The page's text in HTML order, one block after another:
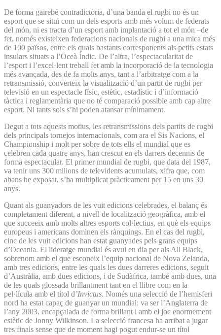
De forma gairebé contradictòria, d’una banda el rugbi no és un
esport que se situï com un dels esports amb més volum de federats
del món, ni es tracta d’un esport amb implantació a tot el món –de
fet, només existeixen federacions nacionals de rugbi a una mica més
de 100 països, entre els quals bastants corresponents als petits estats
insulars situats a l’Oceà Índic. De l’altra, l’espectacularitat de
l’esport i l’excel·lent treball fet amb la incorporació de la tecnologia
més avançada, des de fa molts anys, tant a l’arbitratge com a la
retransmissió, converteix la visualització d’un partit de rugbi per
televisió en un espectacle físic, estètic, estadístic i d’informació
tàctica i reglamentària que no té comparació possible amb cap altre
esport. Ni tants sols s’hi poden atansar mínimament.
Degut a tots aquests motius, les retransmissions dels partits de rugbi
dels principals tornejos internacionals, com ara el Sis Nacions, el
Championship i molt per sobre de tots ells el mundial que es
celebren cada quatre anys, han crescut en els darrers decennis de
forma espectacular. El primer mundial de rugbi, que data del 1987,
va tenir uns 300 milions de televidents acumulats, xifra que, com
abans he exposat, s’ha multiplicat pràcticament per 15 en uns 30
anys.
Quant als guanyadors de les vuit edicions celebrades, el balanç és
completament diferent, a nivell de localització geogràfica, amb el
que succeeix amb molts altres esports col·lectius, en què els equips
europeus i americans dominen els rànquings. En el cas del rugbi,
cinc de les vuit edicions han estat guanyades pels grans equips
d’Oceania. El lideratge mundial és avui en dia per als All Black,
sobrenom amb el que esconeix l’equip nacional de Nova Zelanda,
amb tres edicions, entre les quals les dues darreres edicions, seguit
d’Austràlia, amb dues edicions, i de Sudàfrica, també amb dues, una
de les quals glossada brillantment tant en el llibre com en la
pel·lícula amb el títol d’Invictus. Només una selecció de l’hemisferi
nord ha estat capaç de guanyar un mundial: va ser l’Anglaterra de
l’any 2003, encapçalada de forma brillant i amb el joc enormement
estètic de Jonny Wilkinson. La selecció francesa ha arribat a jugar
tres finals sense que de moment hagi pogut endur-se un títol